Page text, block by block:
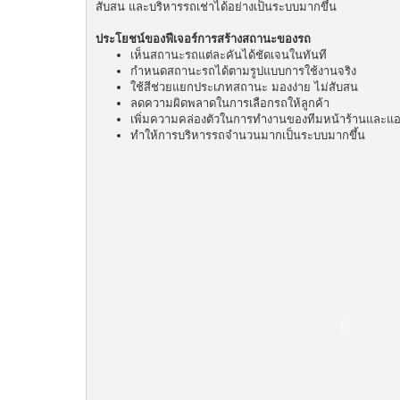
สับสน และบริหารรถเช่าได้อย่างเป็นระบบมากขึ้น
ประโยชน์ของฟีเจอร์การสร้างสถานะของรถ
เห็นสถานะรถแต่ละคันได้ชัดเจนในทันที
กำหนดสถานะรถได้ตามรูปแบบการใช้งานจริง
ใช้สีช่วยแยกประเภทสถานะ มองง่าย ไม่สับสน
ลดความผิดพลาดในการเลือกรถให้ลูกค้า
เพิ่มความคล่องตัวในการทำงานของทีมหน้าร้านและแ
ทำให้การบริหารรถจำนวนมากเป็นระบบมากขึ้น